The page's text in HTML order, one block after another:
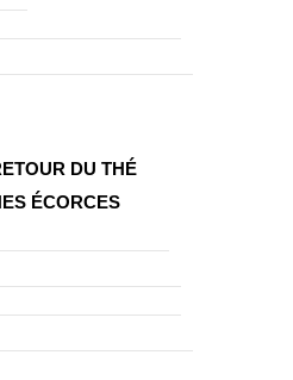
DU THÉ
ÉCORCES